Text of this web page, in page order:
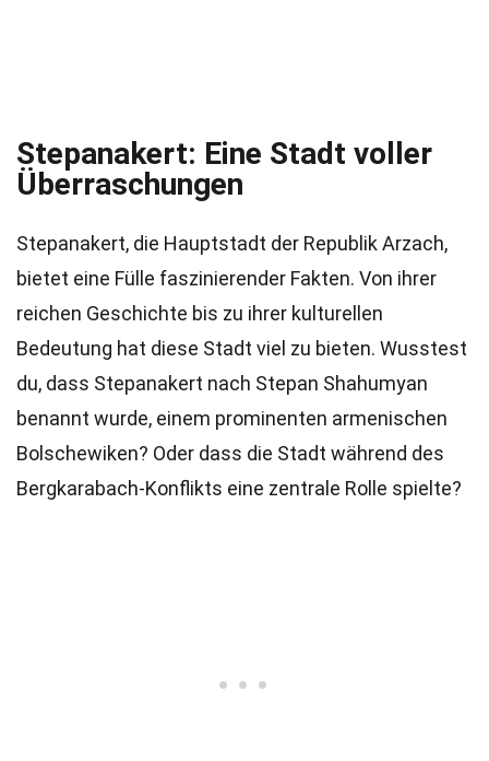
Stepanakert: Eine Stadt voller
Überraschungen
Stepanakert, die Hauptstadt der Republik Arzach,
bietet eine Fülle faszinierender Fakten. Von ihrer
reichen Geschichte bis zu ihrer kulturellen
Bedeutung hat diese Stadt viel zu bieten. Wusstest
du, dass Stepanakert nach Stepan Shahumyan
benannt wurde, einem prominenten armenischen
Bolschewiken? Oder dass die Stadt während des
Bergkarabach-Konflikts eine zentrale Rolle spielte?